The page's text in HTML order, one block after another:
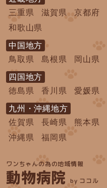
三重県
滋賀県 京都府
和歌山県
中国地方
鳥取県
島根県 岡山県
四国地方
徳島県
香川県 愛媛県
九州・沖縄地方
佐賀県
長崎県 熊本県
沖縄県
福岡県
ワンちゃんの為の地域情報
動物病院 by ココル